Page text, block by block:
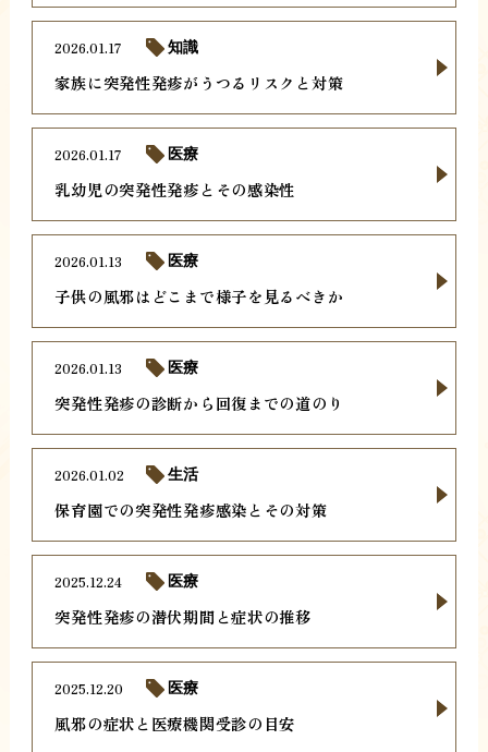
家族に突発性発疹がうつるリスクと対策
2026.01.17 知識
乳幼児の突発性発疹とその感染性
2026.01.17 医療
子供の風邪はどこまで様子を見るべきか
2026.01.13 医療
突発性発疹の診断から回復までの道のり
2026.01.13 医療
保育園での突発性発疹感染とその対策
2026.01.02 生活
突発性発疹の潜伏期間と症状の推移
2025.12.24 医療
風邪の症状と医療機関受診の目安
2025.12.20 医療